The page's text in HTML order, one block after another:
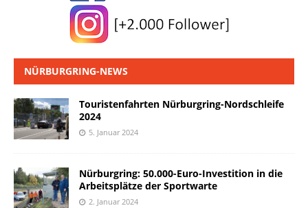
NÜRBURGRING-NEWS
Touristenfahrten Nürburgring-Nordschleife
2024
5. Januar 2024
Nürburgring: 50.000-Euro-Investition in die
Arbeitsplätze der Sportwarte
2. Januar 2024